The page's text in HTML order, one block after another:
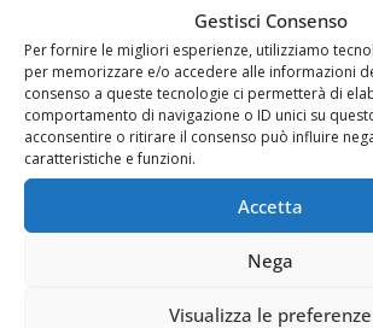
Gestisci Consenso
Per fornire le migliori esperienze, utilizziamo
per memorizzare e/o accedere alle informazioni
consenso a queste tecnologie ci permetterà di
comportamento di navigazione o ID unici su
acconsentire o ritirare il consenso può influire
caratteristiche e funzioni.
Accetta
Nega
Visualizza le preferenze
Il tramonto dalla Casina
sul lago Fusaro
26 Giugno 2020